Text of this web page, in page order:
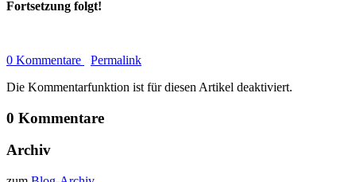
Fortsetzung folgt!
0 Kommentare
Permalink
Die Kommentarfunktion ist für diesen Artikel deaktiviert.
0 Kommentare
Archiv